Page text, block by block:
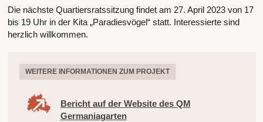
Die nächste Quartiersratssitzung findet am 27. April 2023 von 17
bis 19 Uhr in der Kita „Paradiesvögel“ statt. Interessierte sind
herzlich willkommen.
WEITERE INFORMATIONEN ZUM PROJEKT
Bericht auf der Website des QM
Germaniagarten